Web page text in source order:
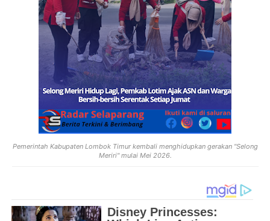
Pemerintah Kabupaten Lombok Timur kembali menghidupkan gerakan "Selong
Meriri" mulai Mei 2026.